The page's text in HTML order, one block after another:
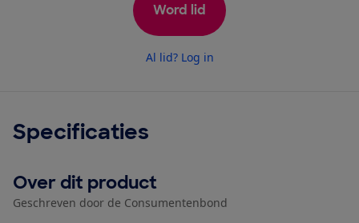
Word lid
Al lid? Log in
Specificaties
Over dit product
Geschreven door de Consumentenbond